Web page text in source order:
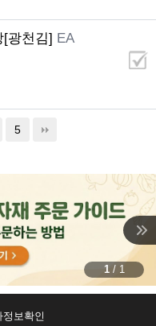
[광천김] EA
5
1/ 1
정보확인